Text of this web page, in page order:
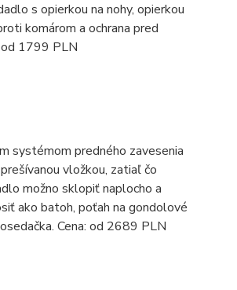
s opierkou na nohy, opierkou
komárom a ochrana pred
od 1799 PLN
systémom predného zavesenia
vložkou, zatiaľ čo
možno sklopiť naplocho a
ako batoh, poťah na gondolové
Cena: od 2689 PLN